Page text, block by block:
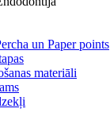
un Paper points
materiāli